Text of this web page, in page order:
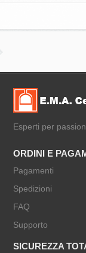
Esperti per
ORDINI E
Pagamenti
Spedizioni
FAQ
Supporto
SICUREZZA